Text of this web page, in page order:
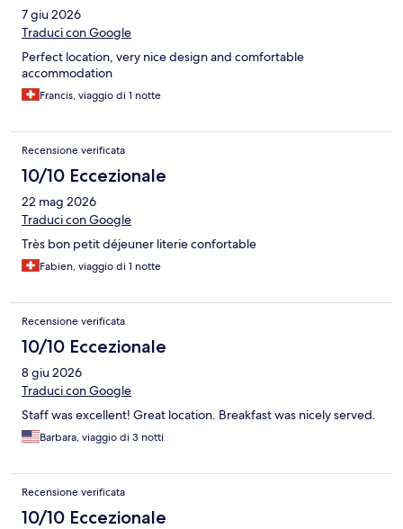
7 giu 2026
Traduci con Google
Perfect location, very nice design and comfortable
accommodation
Francis, viaggio di 1 notte
Recensione verificata
10/10 Eccezionale
22 mag 2026
Traduci con Google
Très bon petit déjeuner literie confortable
Fabien, viaggio di 1 notte
Recensione verificata
10/10 Eccezionale
8 giu 2026
Traduci con Google
Staff was excellent! Great location. Breakfast was nicely served.
Barbara, viaggio di 3 notti
Recensione verificata
10/10 Eccezionale